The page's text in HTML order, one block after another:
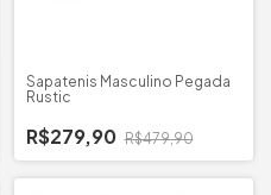
Sapatenis Masculino Pegada
Rustic
R$279,90 R$479,90